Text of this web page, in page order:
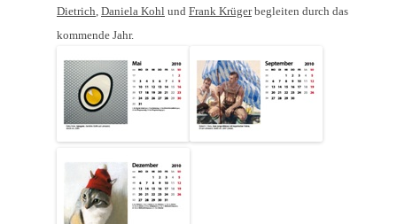
Dietrich, Daniela Kohl und Frank Krügerbegleiten durch das
kommende Jahr.